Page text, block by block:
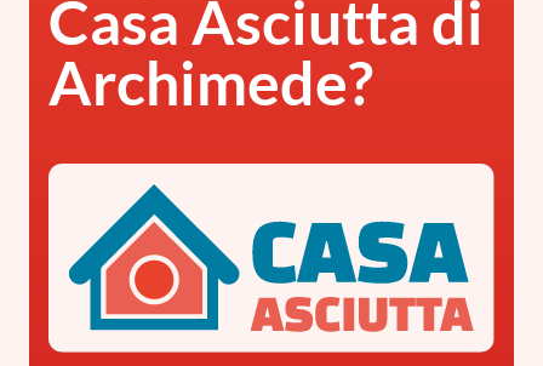
Casa Asciutta di
Archimede?